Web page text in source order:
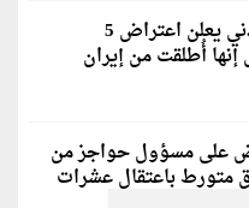
الجيش الأردني يعلن اعتراض 5
أُطلقت من إيران
على مسؤول حواجز من
متورط باعتقال عشرات